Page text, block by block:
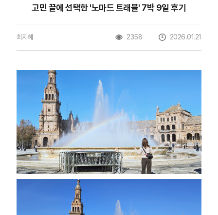
고민 끝에 선택한 '노마드 트래블' 7박 9일 후기
최지혜 2358 2026.01.21